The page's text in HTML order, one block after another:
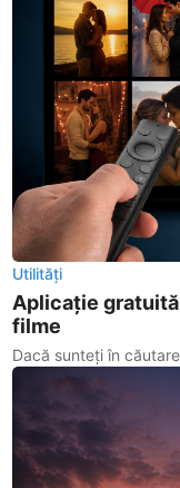
Utilități
Aplicație
filme
Dacă sunteți în